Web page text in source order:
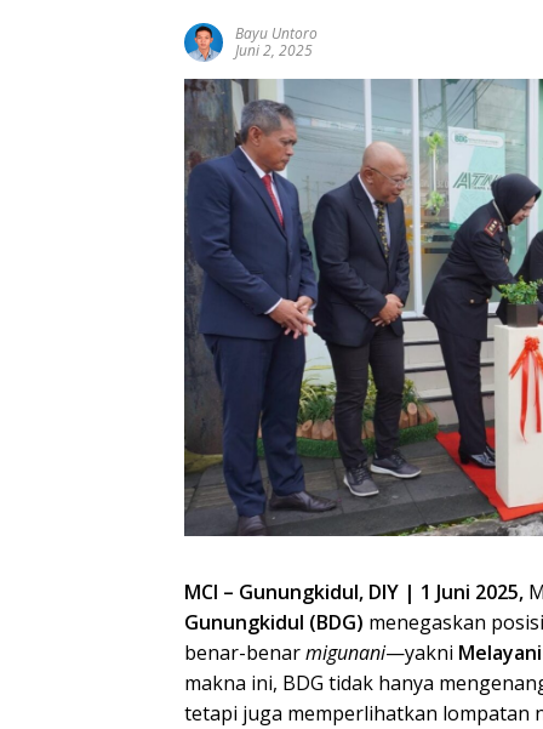
Bayu Untoro
Juni 2, 2025
MCI – Gunungkidul, DIY | 1 Juni 2025,
Gunungkidul (BDG) menegaskan
benar-benarmigunani—yakni
makna ini, BDG tidak hanya
tetapi juga memperlihatkan lompatan